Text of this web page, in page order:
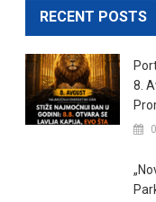
RECENT POSTS
8.